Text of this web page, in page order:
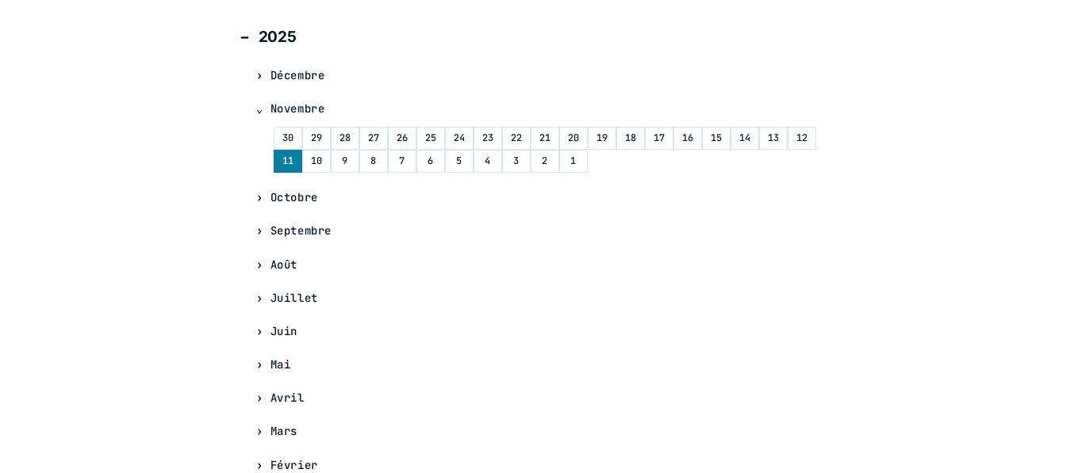
2025
Décembre
Novembre
30 29 28 27 26 25 24 23 22 21 20 19 18 17 16 15 14 13
12
11
10 9 8 7 6 5 4 3 2 1
Octobre
Septembre
Août
Juillet
Juin
Mai
Avril
Mars
Février